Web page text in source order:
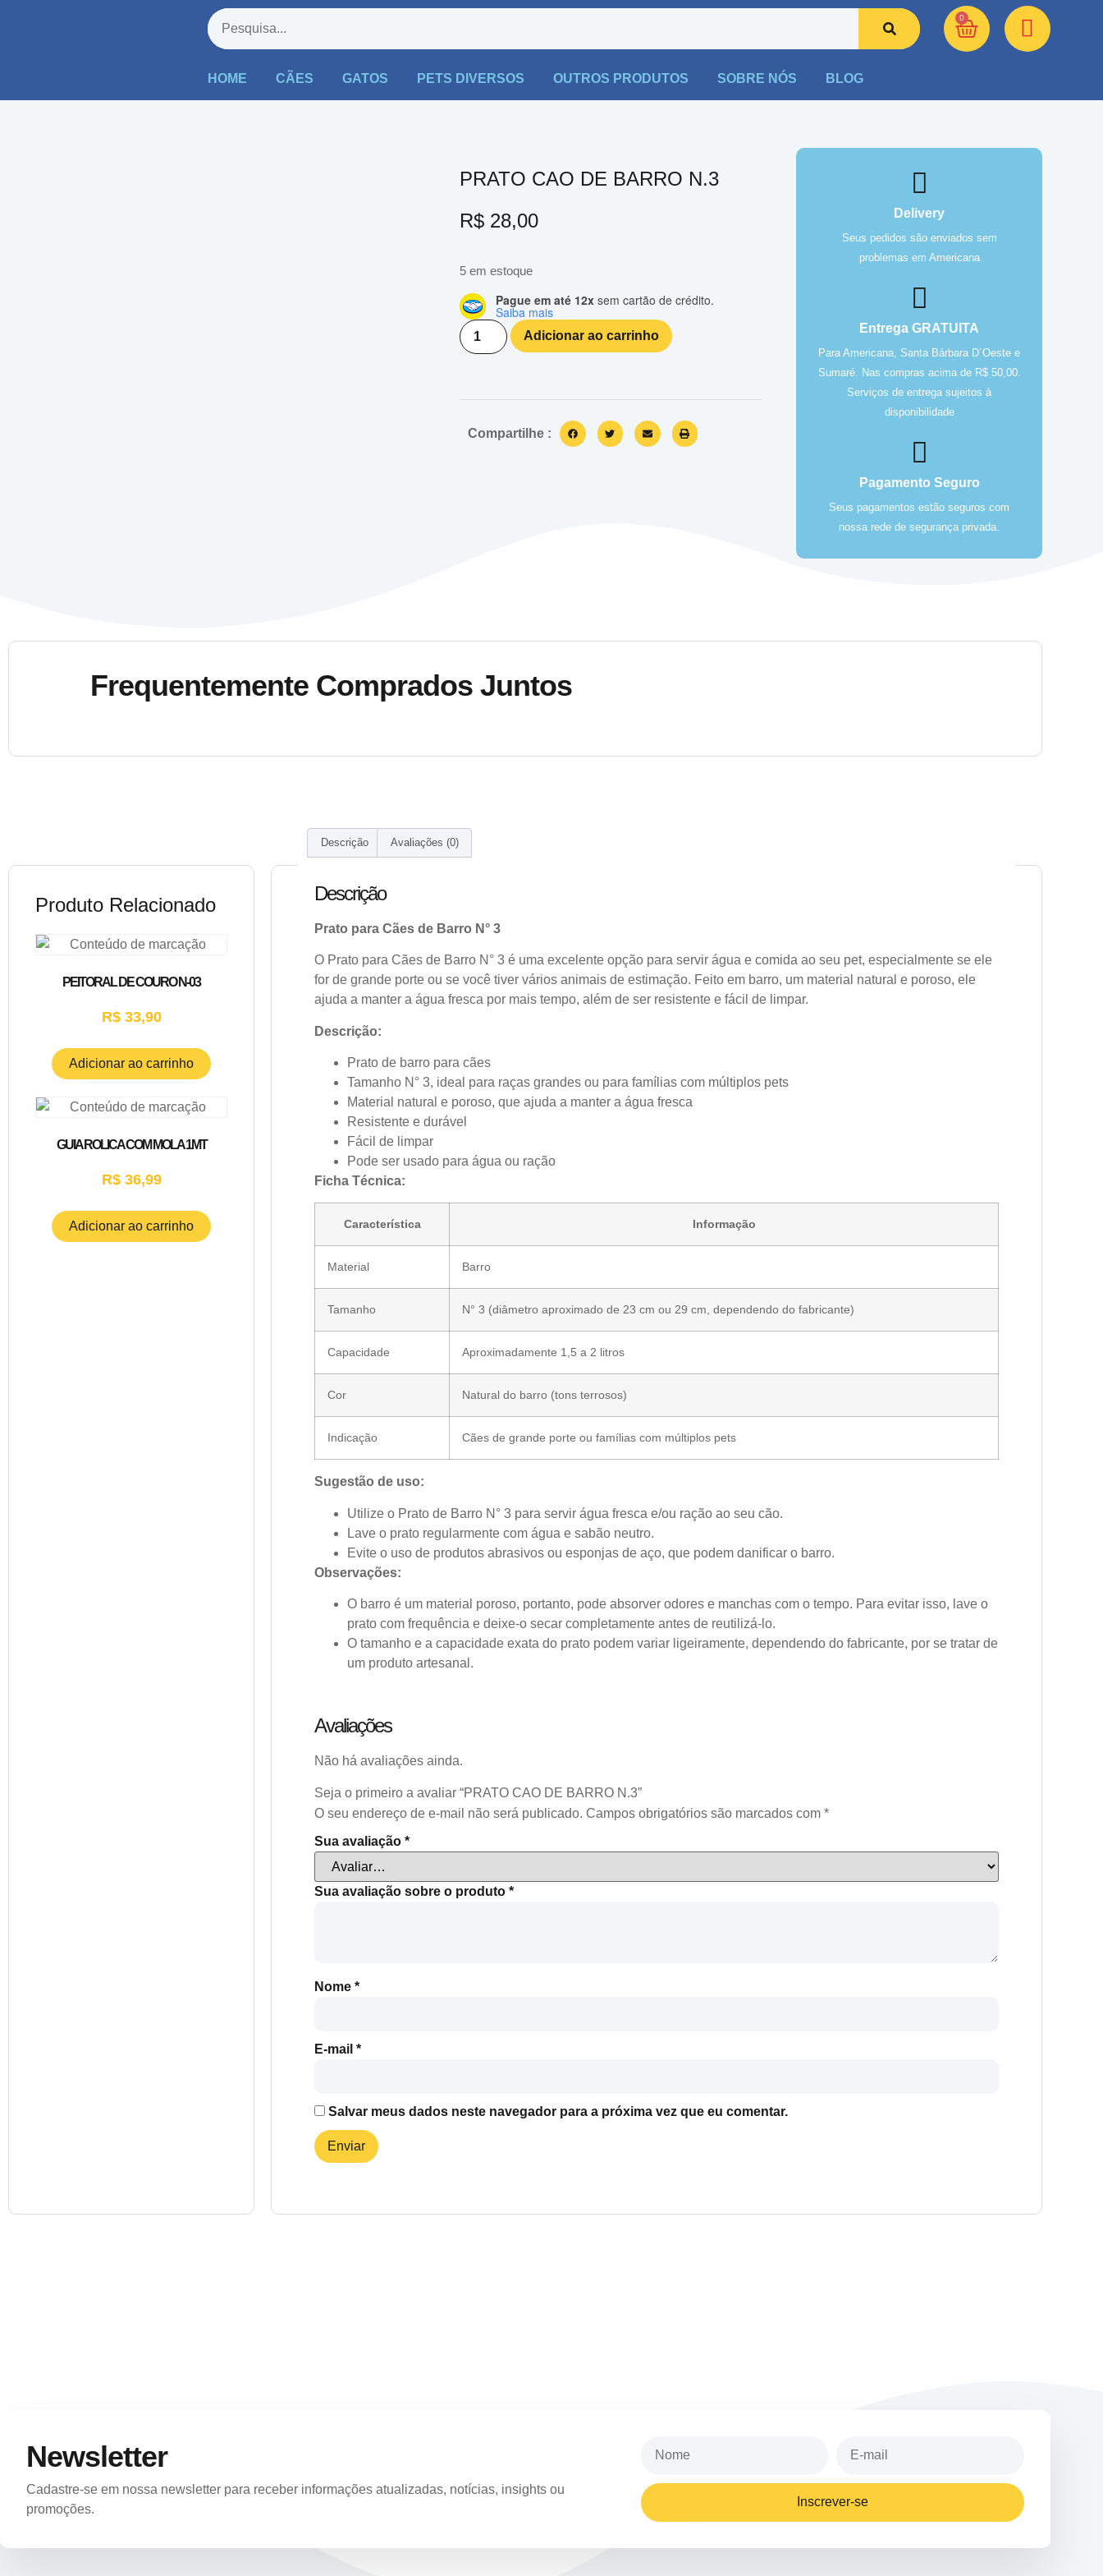
0
HOME CÃES GATOS PETS DIVERSOS OUTROS PRODUTOS SOBRE NÓS BLOG
PRATO CAO DE BARRO N.3
R$ 28,00
5 em estoque
Pague em até 12x sem cartão de crédito.
Saiba mais
Adicionar ao carrinho
Compartilhe :
Delivery
Seus pedidos são enviados sem
problemas em Americana
Entrega GRATUITA
Para Americana, Santa Bárbara D´Oeste e
Sumaré. Nas compras acima de R$ 50,00.
Serviços de entrega sujeitos à
disponibilidade
Pagamento Seguro
Seus pagamentos estão seguros com
nossa rede de segurança privada.
Frequentemente Comprados Juntos
Produto Relacionado
PEITORAL DE COURO N-03
R$33,90
Adicionar ao carrinho
GUIA ROLICA COM MOLA 1MT
R$36,99
Adicionar ao carrinho
Descrição Avaliações (0)
Descrição
Prato para Cães de Barro N° 3
O Prato para Cães de Barro N° 3 é uma excelente opção para servir água e comida ao seu pet, especialmente se ele
for de grande porte ou se você tiver vários animais de estimação. Feito em barro, um material natural e poroso, ele
ajuda a manter a água fresca por mais tempo, além de ser resistente e fácil de limpar.
Descrição:
Prato de barro para cães
Tamanho N° 3, ideal para raças grandes ou para famílias com múltiplos pets
Material natural e poroso, que ajuda a manter a água fresca
Resistente e durável
Fácil de limpar
Pode ser usado para água ou ração
Ficha Técnica:
Característica Informação
Material Barro
Tamanho N° 3 (diâmetro aproximado de 23 cm ou 29 cm, dependendo do fabricante)
Capacidade Aproximadamente 1,5 a 2 litros
Cor Natural do barro (tons terrosos)
Indicação Cães de grande porte ou famílias com múltiplos pets
Sugestão de uso:
Utilize o Prato de Barro N° 3 para servir água fresca e/ou ração ao seu cão.
Lave o prato regularmente com água e sabão neutro.
Evite o uso de produtos abrasivos ou esponjas de aço, que podem danificar o barro.
Observações:
O barro é um material poroso, portanto, pode absorver odores e manchas com o tempo. Para evitar isso, lave o
prato com frequência e deixe-o secar completamente antes de reutilizá-lo.
O tamanho e a capacidade exata do prato podem variar ligeiramente, dependendo do fabricante, por se tratar de
um produto artesanal.
Avaliações
Não há avaliações ainda.
Seja o primeiro a avaliar “PRATO CAO DE BARRO N.3”
O seu endereço de e-mail não será publicado. Campos obrigatórios são marcados com *
Sua avaliação *
Sua avaliação sobre o produto *
Nome *
E-mail *
Salvar meus dados neste navegador para a próxima vez que eu comentar.
Newsletter
Cadastre-se em nossa newsletter para receber informações atualizadas, notícias, insights ou
promoções.
Inscrever-se